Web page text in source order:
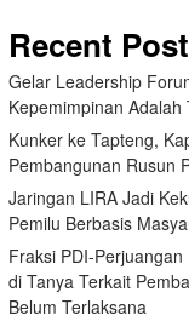
Recent
Gelar Leadership
Kepemimpinan
Kunker ke Tapteng,
Pembangunan Rusun
Jaringan LIRA Jadi
Pemilu Berbasis
Fraksi PDI-
di Tanya Terkait
Belum Terlaksana